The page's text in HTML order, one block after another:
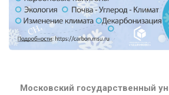
Московский государственный